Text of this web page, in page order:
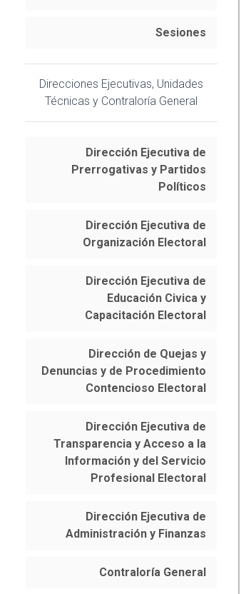
Sesiones
Direcciones Ejecutivas, Unidades
Técnicas y Contraloría General
Dirección Ejecutiva de
Prerrogativas y Partidos
Políticos
Dirección Ejecutiva de
Organización Electoral
Dirección Ejecutiva de
Educación Civica y
Capacitación Electoral
Dirección de Quejas y
Denuncias y de Procedimiento
Contencioso Electoral
Dirección Ejecutiva de
Transparencia y Acceso a la
Información y del Servicio
Profesional Electoral
Dirección Ejecutiva de
Administración y Finanzas
Contraloría General